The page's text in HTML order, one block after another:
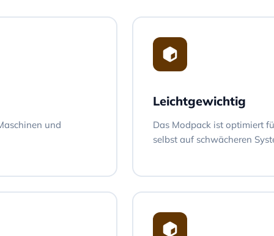
und
Leichtgewichtig
Das Modpack ist optimiert
selbst auf schwächeren